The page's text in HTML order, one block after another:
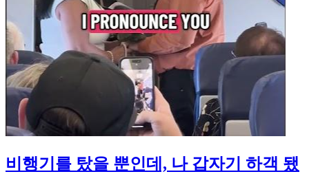
비행기를 탔을 뿐인데, 나 갑자기 하객 됐